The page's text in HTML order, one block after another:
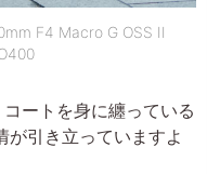
F4 Macro G OSS II
ートを身に纏っている
が引き立っていますよ